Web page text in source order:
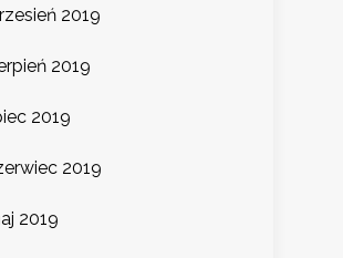
2019
2019
2019
2019
2019